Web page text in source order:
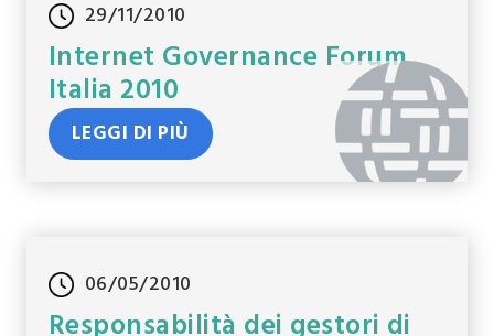
29/11/2010
Internet Governance Forum
Italia 2010
LEGGI DI PIÙ
06/05/2010
Responsabilità dei gestori di